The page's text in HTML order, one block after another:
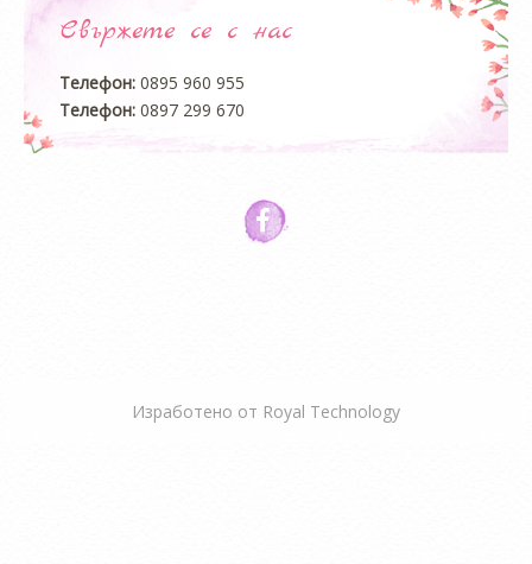
Свържете се с нас
Телефон: 0895 960 955
Телефон: 0897 299 670
Изработено от Royal Technology